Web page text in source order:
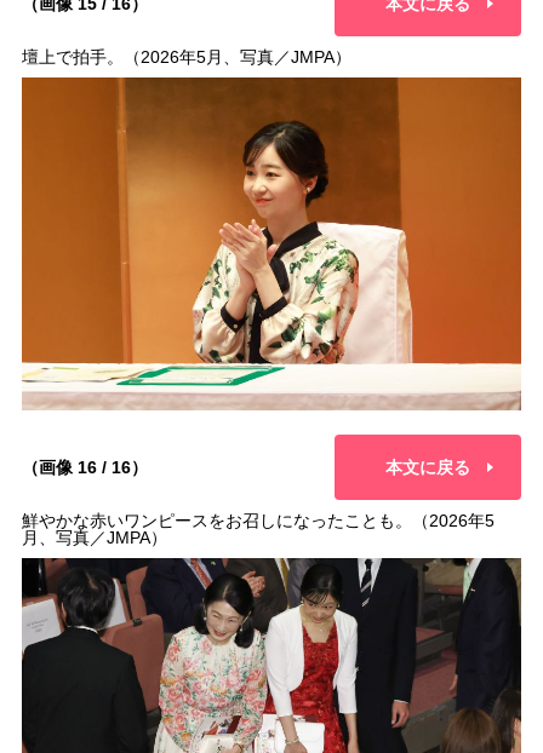
（画像 15 / 16） 本文に戻る
壇上で拍手。（2026年5月、写真／JMPA）
（画像 16 / 16） 本文に戻る
鮮やかな赤いワンピースをお召しになったことも。（2026年5
月、写真／JMPA）